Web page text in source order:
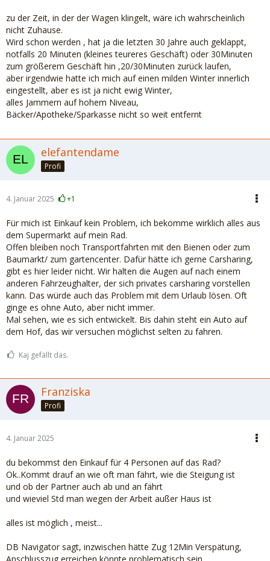
zu der Zeit, in der der Wagen klingelt, wäre ich wahrscheinlich
nicht Zuhause.
Wird schon werden , hat ja die letzten 30 Jahre auch geklappt,
notfalls 20 Minuten (kleines teureres Geschäft) oder 30Minuten
zum größerem Geschäft hin ,20/30Minuten zurück laufen,
aber irgendwie hatte ich mich auf einen milden Winter innerlich
eingestellt, aber es ist ja nicht ewig Winter,
alles Jammern auf hohem Niveau,
Bäcker/Apotheke/Sparkasse nicht so weit entfernt
elefantendame
Profi
4. Januar 2025 +1
Für mich ist Einkauf kein Problem, ich bekomme wirklich alles aus
dem Supermarkt auf mein Rad.
Offen bleiben noch Transportfahrten mit den Bienen oder zum
Baumarkt/ zum gartencenter. Dafür hätte ich gerne Carsharing,
gibt es hier leider nicht. Wir halten die Augen auf nach einem
anderen Fahrzeughalter, der sich privates carsharing vorstellen
kann. Das würde auch das Problem mit dem Urlaub lösen. Oft
ginge es ohne Auto, aber nicht immer.
Mal sehen, wie es sich entwickelt. Bis dahin steht ein Auto auf
dem Hof, das wir versuchen möglichst selten zu fahren.
Kaj gefällt das.
Franziska
Profi
4. Januar 2025
du bekommst den Einkauf für 4 Personen auf das Rad?
Ok..Kommt drauf an wie oft man fährt, wie die Steigung ist
und ob der Partner auch ab und an fährt
und wieviel Std man wegen der Arbeit außer Haus ist
alles ist möglich , meist...
DB Navigator sagt, inzwischen hätte Zug 12Min Verspätung,